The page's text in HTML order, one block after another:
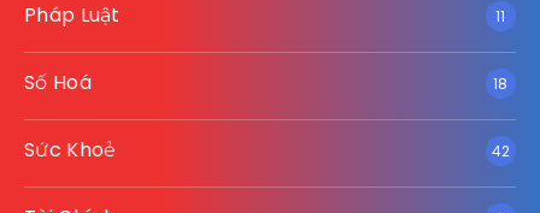
Pháp Luật 11
Số Hoá 18
Sức Khoẻ 42